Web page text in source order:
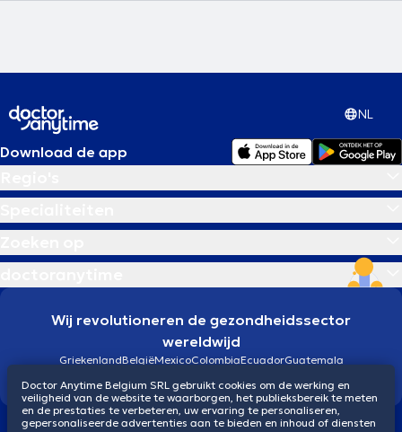
NL
Download de app
Wij revolutioneren de gezondheidssector
wereldwijd
GriekenlandBelgiëMexicoColombiaEcuadorGuatemala
Doctor Anytime Belgium SRL gebruikt cookies om de werking en
veiligheid van de website te waarborgen, het publieksbereik te meten
en de prestaties te verbeteren, uw ervaring te personaliseren,
gepersonaliseerde advertenties aan te bieden en inhoud of diensten